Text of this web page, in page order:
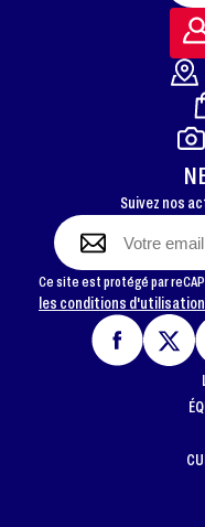
Suivez nos
Ce site est protégé par
les conditions d'utilisation